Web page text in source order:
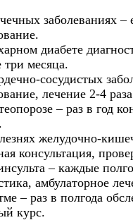
заболеваниях –
диабете
месяца.
сосудистых
лечение 2-4
– раз в год
желудочно-
консультация,
– каждые
амбулаторное
– раз в полгода
курс.